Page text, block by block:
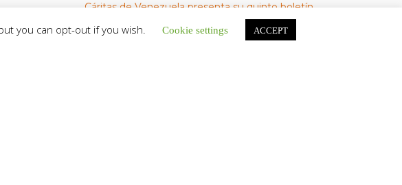
Cáritas de Venezuela presenta su quinto boletín
sobre la atención a familias tras los terremotos
Cáritas de Venezuela publicó este martes 4...
you can opt-out if you wish. Cookie settings ACCEPT